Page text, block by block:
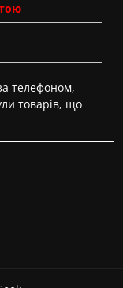
телефоном,
товарів, що